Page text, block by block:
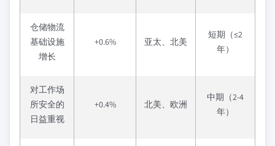
仓储物流
基础设施
增长
+0.6% 亚太、北美
短期（≤2
年）
对工作场
所安全的
日益重视
+0.4% 北美、欧洲
中期（2-4
年）